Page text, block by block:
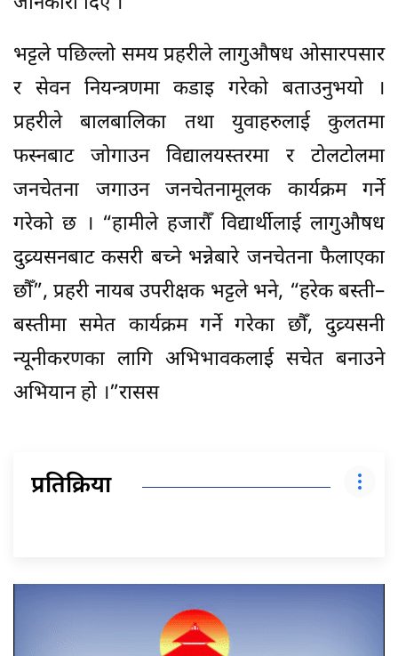
भट्टले पछिल्लो समय प्रहरीले लागुऔषध ओसारपसार
र सेवन नियन्त्रणमा कडाइ गरेको बताउनुभयो ।
प्रहरीले बालबालिका तथा युवाहरुलाई कुलतमा
फस्नबाट जोगाउन विद्यालयस्तरमा र टोलटोलमा
जनचेतना जगाउन जनचेतनामूलक कार्यक्रम गर्ने
गरेको छ । “हामीले हजारौँ विद्यार्थीलाई लागुऔषध
दुव्र्यसनबाट कसरी बच्ने भन्नेबारे जनचेतना फैलाएका
छौँ”, प्रहरी नायब उपरीक्षक भट्टले भने, “हरेक बस्ती–
बस्तीमा समेत कार्यक्रम गर्ने गरेका छौँ, दुव्र्यसनी
न्यूनीकरणका लागि अभिभावकलाई सचेत बनाउने
अभियान हो ।”रासस
प्रतिक्रिया